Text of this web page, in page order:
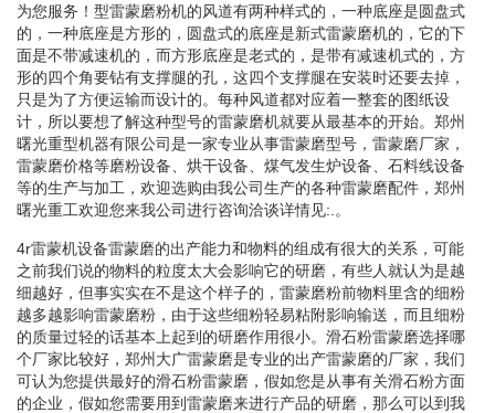
为您服务！型雷蒙磨粉机的风道有两种样式的，一种底座是圆盘式
的，一种底座是方形的，圆盘式的底座是新式雷蒙磨机的，它的下
面是不带减速机的，而方形底座是老式的，是带有减速机式的，方
形的四个角要钻有支撑腿的孔，这四个支撑腿在安装时还要去掉，
只是为了方便运输而设计的。每种风道都对应着一整套的图纸设
计，所以要想了解这种型号的雷蒙磨机就要从最基本的开始。郑州
曙光重型机器有限公司是一家专业从事雷蒙磨型号，雷蒙磨厂家，
雷蒙磨价格等磨粉设备、烘干设备、煤气发生炉设备、石料线设备
等的生产与加工，欢迎选购由我公司生产的各种雷蒙磨配件，郑州
曙光重工欢迎您来我公司进行咨询洽谈详情见:.。
4r雷蒙机设备雷蒙磨的出产能力和物料的组成有很大的关系，可能
之前我们说的物料的粒度太大会影响它的研磨，有些人就认为是越
细越好，但事实实在不是这个样子的，雷蒙磨粉前物料里含的细粉
越多越影响雷蒙磨粉，由于这些细粉轻易粘附影响输送，而且细粉
的质量过轻的话基本上起到的研磨作用很小。滑石粉雷蒙磨选择哪
个厂家比较好，郑州大广雷蒙磨是专业的出产雷蒙磨的厂家，我们
可认为您提供最好的滑石粉雷蒙磨，假如您是从事有关滑石粉方面
的企业，假如您需要用到雷蒙磨来进行产品的研磨，那么可以到我